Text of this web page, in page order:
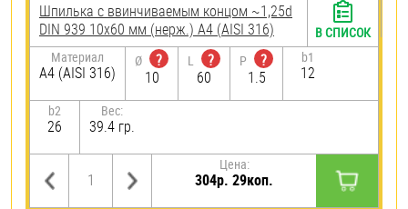
Шпилька c ввинчиваемым концом ~1,25d
DIN 939 10х60 мм (нерж.) A4 (AISI 316)
Материал
A4 (AISI 316)
Ø
?
10
L
?
60
P
?
1.5
b1
12
b2
26
Вес:
39.4 гр.
Цена:
304р. 29коп.
В СПИСОК